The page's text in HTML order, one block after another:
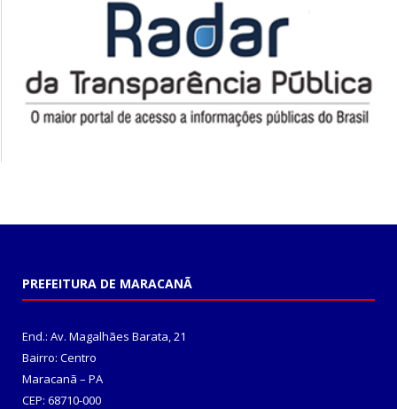
PREFEITURA DE MARACANÃ
End.: Av. Magalhães Barata, 21
Bairro: Centro
Maracanã – PA
CEP: 68710-000